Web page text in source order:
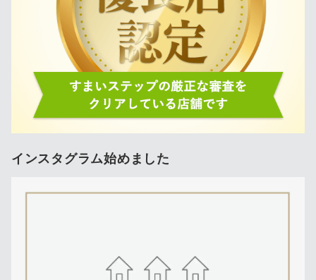
インスタグラム始めました